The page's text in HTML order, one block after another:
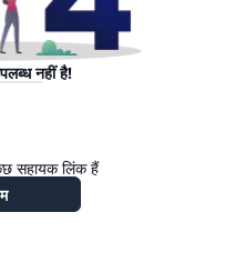
नहीं है!
सहायक लिंक हैं